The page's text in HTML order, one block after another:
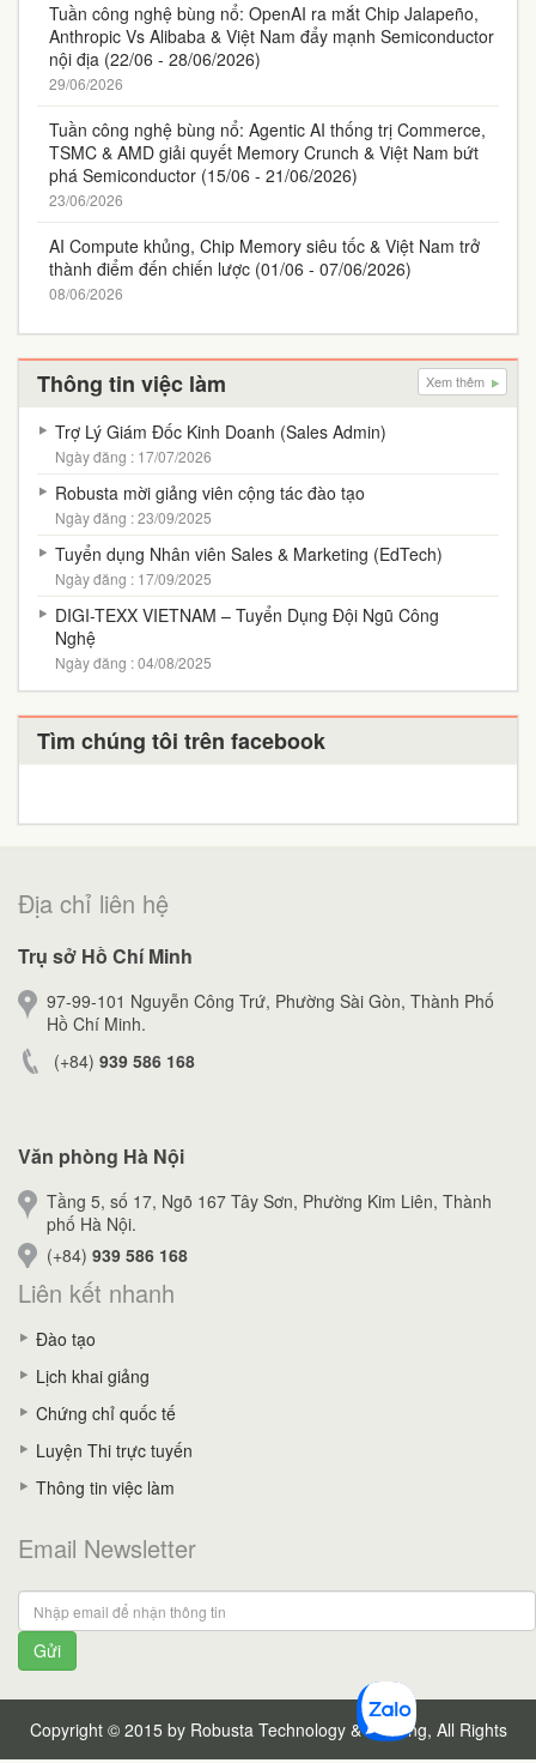
Tuần công nghệ bùng nổ: OpenAI ra mắt Chip Jalapeño,
Anthropic Vs Alibaba & Việt Nam đẩy mạnh Semiconductor
nội địa (22/06 - 28/06/2026)
29/06/2026
Tuần công nghệ bùng nổ: Agentic AI thống trị Commerce,
TSMC & AMD giải quyết Memory Crunch & Việt Nam bứt
phá Semiconductor (15/06 - 21/06/2026)
23/06/2026
AI Compute khủng, Chip Memory siêu tốc & Việt Nam trở
thành điểm đến chiến lược (01/06 - 07/06/2026)
08/06/2026
Thông tin việc làm Xem thêm
Trợ Lý Giám Đốc Kinh Doanh (Sales Admin)
Ngày đăng : 17/07/2026
Robusta mời giảng viên cộng tác đào tạo
Ngày đăng : 23/09/2025
Tuyển dụng Nhân viên Sales & Marketing (EdTech)
Ngày đăng : 17/09/2025
DIGI-TEXX VIETNAM – Tuyển Dụng Đội Ngũ Công
Nghệ
Ngày đăng : 04/08/2025
Tìm chúng tôi trên facebook
Địa chỉ liên hệ
Trụ sở Hồ Chí Minh
97-99-101 Nguyễn Công Trứ, Phường Sài Gòn, Thành Phố
Hồ Chí Minh.
(+84) 939 586 168
Văn phòng Hà Nội
Tầng 5, số 17, Ngõ 167 Tây Sơn, Phường Kim Liên, Thành
phố Hà Nội.
(+84) 939 586 168
Liên kết nhanh
Đào tạo
Lịch khai giảng
Chứng chỉ quốc tế
Luyện Thi trực tuyến
Thông tin việc làm
Email Newsletter
Gửi
Copyright © 2015 by Robusta Technology & Training, All Rights